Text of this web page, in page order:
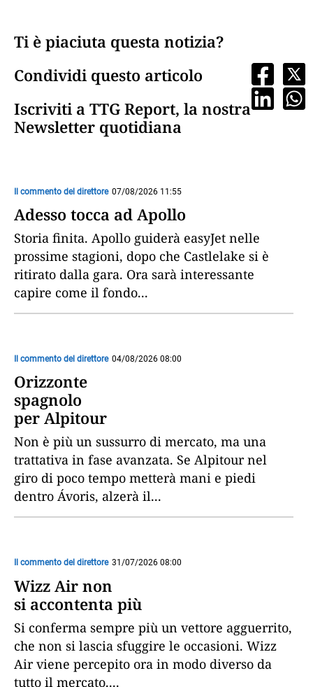
Ti è piaciuta questa notizia?
Condividi questo articolo
Iscriviti a TTG Report, la nostra
Newsletter quotidiana
Il commento del direttore 07/08/2026 11:55
Adesso tocca ad Apollo
Storia finita. Apollo guiderà easyJet nelle
prossime stagioni, dopo che Castlelake si è
ritirato dalla gara. Ora sarà interessante
capire come il fondo...
Il commento del direttore 04/08/2026 08:00
Orizzonte
spagnolo
per Alpitour
Non è più un sussurro di mercato, ma una
trattativa in fase avanzata. Se Alpitour nel
giro di poco tempo metterà mani e piedi
dentro Ávoris, alzerà il...
Il commento del direttore 31/07/2026 08:00
Wizz Air non
si accontenta più
Si conferma sempre più un vettore agguerrito,
che non si lascia sfuggire le occasioni. Wizz
Air viene percepito ora in modo diverso da
tutto il mercato....